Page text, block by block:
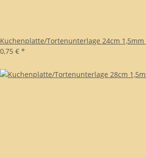
Kuchenplatte/Tortenunterlage 24cm
0,75 € *